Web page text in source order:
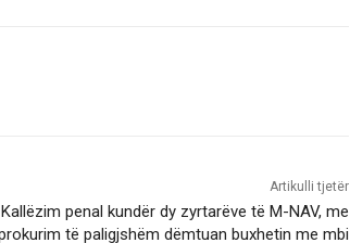
Artikulli tjetër
Kallëzim penal kundër dy zyrtarëve të M-NAV, me
të paligjshëm dëmtuan buxhetin me mbi